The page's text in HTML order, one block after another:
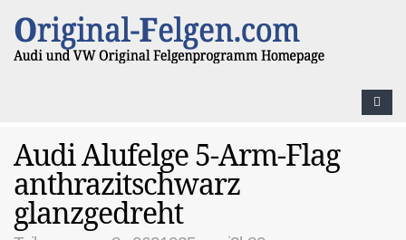
Audi Alufelge 5-Arm-Flag
anthrazitschwarz
glanzgedreht